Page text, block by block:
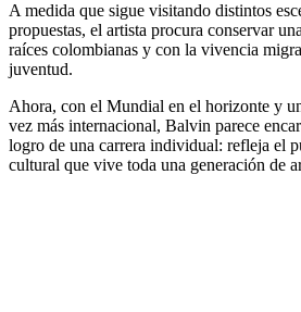
A medida que sigue visitando distintos
propuestas, el artista procura conservar
raíces colombianas y con la vivencia
juventud.
Ahora, con el Mundial en el horizonte y
vez más internacional, Balvin parece
logro de una carrera individual: refleja el
cultural que vive toda una generación de